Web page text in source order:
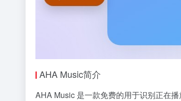
AHA Music简介
AHA Music 是一款免费的用于识别正在